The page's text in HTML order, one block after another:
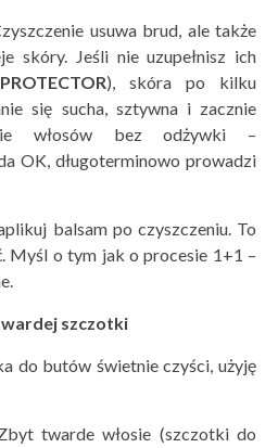
usuwa brud, ale także
skóry. Jeśli nie uzupełnisz ich
), skóra po kilku
się sucha, sztywna i zacznie
włosów bez odżywki –
OK, długoterminowo prowadzi
balsam po czyszczeniu. To
Myśl o tym jak o procesie 1+1 –
szczotki
do butów świetnie czyści, użyję
twarde włosie (szczotki do